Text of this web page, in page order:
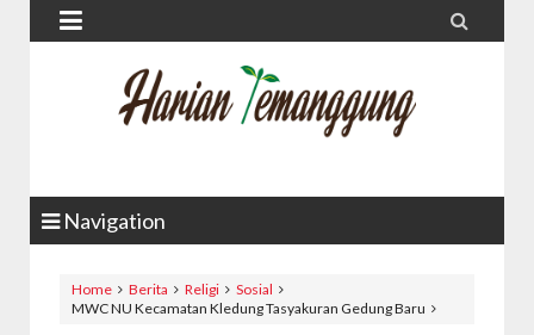
 
Navigation
Home Berita Religi
Sosial
MWC NU Kecamatan Kledung Tasyakuran Gedung Baru